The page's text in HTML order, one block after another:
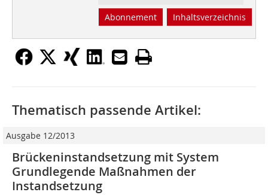
Abonnement Inhaltsverzeichnis
Thematisch passende Artikel:
Ausgabe 12/2013
Brückeninstandsetzung mit System
Grundlegende Maßnahmen der
Instandsetzung